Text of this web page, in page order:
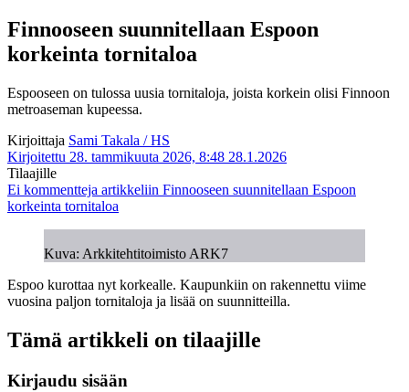
Finnooseen suunnitellaan Espoon
korkeinta tornitaloa
Espooseen on tulossa uusia tornitaloja, joista korkein olisi Finnoon
metroaseman kupeessa.
Kirjoittaja Sami Takala / HS
Kirjoitettu 28. tammikuuta 2026, 8:48 28.1.2026
Tilaajille
Ei kommentteja artikkeliin Finnooseen suunnitellaan Espoon
korkeinta tornitaloa
Kuva: Arkkitehtitoimisto ARK7
Espoo kurottaa nyt korkealle. Kaupunkiin on rakennettu viime
vuosina paljon tornitaloja ja lisää on suunnitteilla.
Tämä artikkeli on tilaajille
Kirjaudu sisään